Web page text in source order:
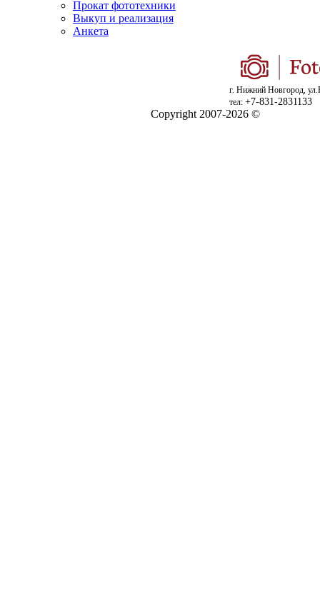
Прокат фототехники
Выкуп и реализация
Анкета
г. Нижний Новгород,
тел: +7-831-2831133
Copyright 2007-2026 ©